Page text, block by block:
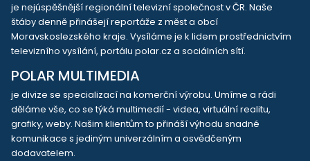
je nejúspěšnější regionální televizní společnost v ČR. Naše
štáby denně přinášejí reportáže z měst a obcí
Moravskoslezského kraje. Vysíláme je k lidem prostřednictvím
televizního vysílání, portálu polar.cz a sociálních sítí.
POLAR MULTIMEDIA
je divize se specializací na komerční výrobu. Umíme a rádi
děláme vše, co se týká multimedií - videa, virtuální realitu,
grafiky, weby. Našim klientům to přináší výhodu snadné
komunikace s jediným univerzálním a osvědčeným
dodavatelem.